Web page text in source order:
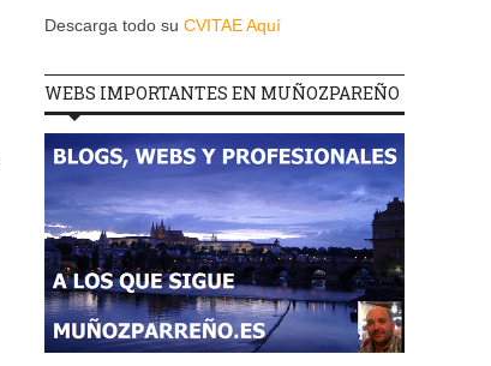
Descarga todo su CVITAE Aquí
WEBS IMPORTANTES EN MUÑOZPAREÑO